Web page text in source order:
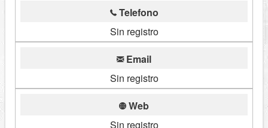
Telefono
Sin registro
Email
Sin registro
Web
Sin registro